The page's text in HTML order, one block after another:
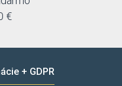
€
+ GDPR